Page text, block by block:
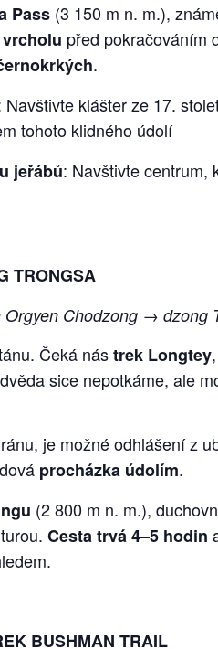
Pass (3 150 m n. m.),
před pokračováním
.
Navštivte klášter ze 17.
tohoto klidného údolí
jeřábů: Navštivte centrum,
TRONGSA
Chodzong → dzong
Čeká nástrek Longtey
sice nepotkáme, ale
je možné odhlášení z
procházka údolím.
(2 800 m n. m.),
Cesta trvá 4–5 hodin
BUSHMAN TRAIL